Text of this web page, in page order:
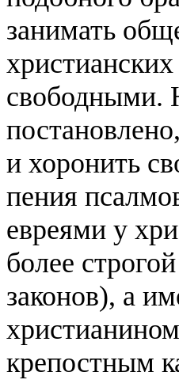
занимать
свободными.
и хоронить
пения
евреями у
более
законов), а
крепостным